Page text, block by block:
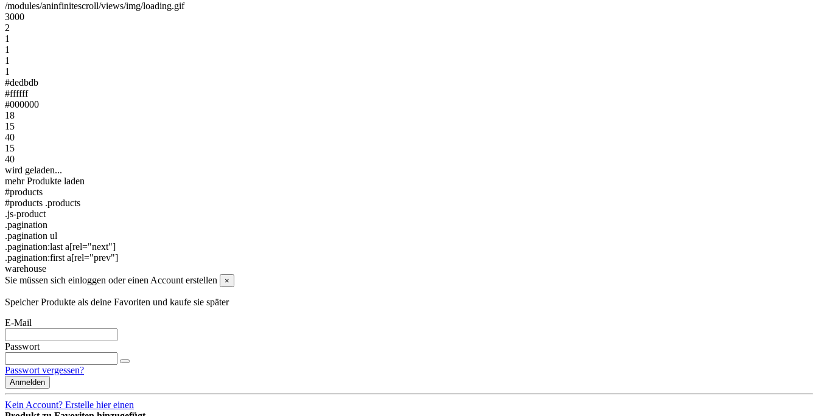
/modules/aninfinitescroll/views/img/loading.gif
3000
2
1
1
1
1
#dedbdb
#ffffff
#000000
18
15
40
15
40
wird geladen...
mehr Produkte laden
#products
#products .products
.js-product
.pagination
.pagination ul
.pagination:last a[rel="next"]
.pagination:first a[rel="prev"]
warehouse
Sie müssen sich einloggen oder einen Account erstellen
×
Speicher Produkte als deine Favoriten und kaufe sie später
E-Mail
Passwort
Passwort vergessen?
Anmelden
Kein Account? Erstelle hier einen